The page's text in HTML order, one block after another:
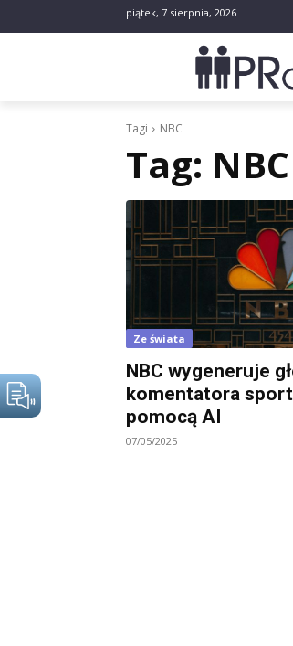
piątek, 7 sierpnia, 2026
Tagi NBC
Tag: NBC
Ze świata
NBC wygeneruje
komentatora
pomocą AI
07/05/2025